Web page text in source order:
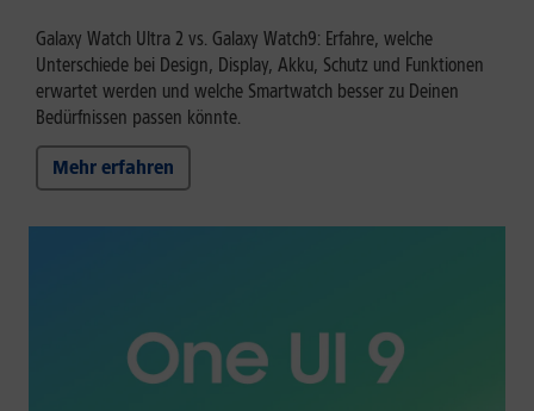
Galaxy Watch Ultra 2 vs. Galaxy Watch9: Erfahre, welche
Unterschiede bei Design, Display, Akku, Schutz und Funktionen
erwartet werden und welche Smartwatch besser zu Deinen
Bedürfnissen passen könnte.
Mehr erfahren